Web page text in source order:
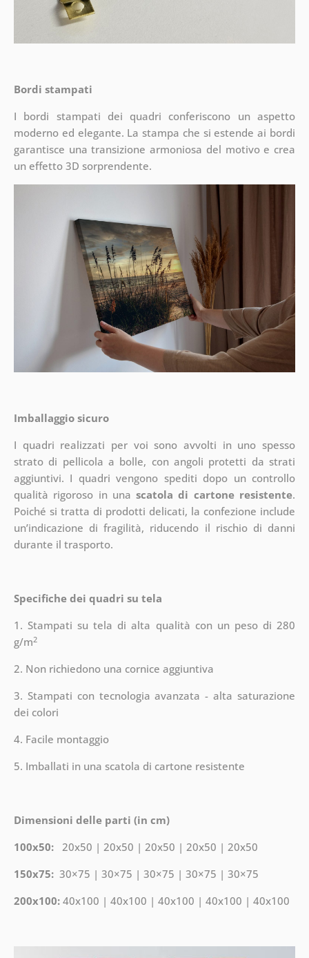
Bordi stampati
I bordi stampati dei quadri conferiscono un aspetto
moderno ed elegante. La stampa che si estende ai bordi
garantisce una transizione armoniosa del motivo e crea
un effetto 3D sorprendente.
Imballaggio sicuro
I quadri realizzati per voi sono avvolti in uno spesso
strato di pellicola a bolle, con angoli protetti da strati
aggiuntivi. I quadri vengono spediti dopo un controllo
qualità rigoroso in unascatola di cartone resistente.
Poiché si tratta di prodotti delicati, la confezione include
un’indicazione di fragilità, riducendo il rischio di danni
durante il trasporto.
Specifiche dei quadri su tela
1. Stampati su tela di alta qualità con un peso di 280
g/m2
2. Non richiedono una cornice aggiuntiva
3. Stampati con tecnologia avanzata - alta saturazione
dei colori
4. Facile montaggio
5. Imballati in una scatola di cartone resistente
Dimensioni delle parti (in cm)
100x50: 20x50 | 20x50 | 20x50 | 20x50 | 20x50
150x75: 30×75 | 30×75 | 30×75 | 30×75 | 30×75
200x100: 40x100 | 40x100 | 40x100 | 40x100 | 40x100